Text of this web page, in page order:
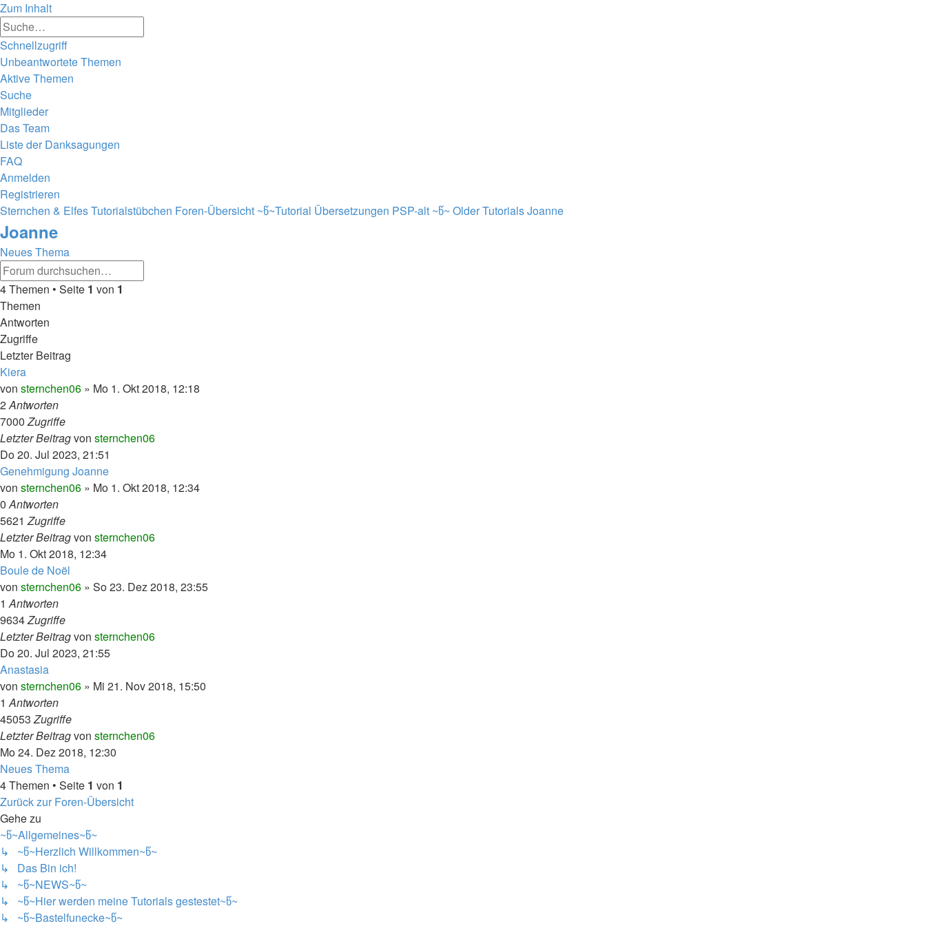
Zum Inhalt
Schnellzugriff
Unbeantwortete Themen
Aktive Themen
Suche
Mitglieder
Das Team
Liste der Danksagungen
FAQ
Anmelden
Registrieren
Sternchen & Elfes Tutorialstübchen Foren-Übersicht ~წ~Tutorial Übersetzungen PSP-alt ~წ~ Older TutorialsJoanne
Joanne
Neues Thema
4 Themen • Seite 1 von 1
Themen
Antworten
Zugriffe
Letzter Beitrag
Kiera
von sternchen06 » Mo 1. Okt 2018, 12:18
2Antworten
7000Zugriffe
Letzter Beitragvon sternchen06
Do 20. Jul 2023, 21:51
Genehmigung Joanne
von sternchen06 » Mo 1. Okt 2018, 12:34
0Antworten
5621Zugriffe
Letzter Beitragvon sternchen06
Mo 1. Okt 2018, 12:34
Boule de Noël
von sternchen06 » So 23. Dez 2018, 23:55
1Antworten
9634Zugriffe
Letzter Beitragvon sternchen06
Do 20. Jul 2023, 21:55
Anastasia
von sternchen06 » Mi 21. Nov 2018, 15:50
1Antworten
45053Zugriffe
Letzter Beitragvon sternchen06
Mo 24. Dez 2018, 12:30
Neues Thema
4 Themen • Seite 1 von 1
Zurück zur Foren-Übersicht
Gehe zu
~წ~Allgemeines~წ~
↳ ~წ~Herzlich Willkommen~წ~
↳ Das Bin ich!
↳ ~წ~NEWS~წ~
↳ ~წ~Hier werden meine Tutorials gestestet~წ~
↳ ~წ~Bastelfunecke~წ~